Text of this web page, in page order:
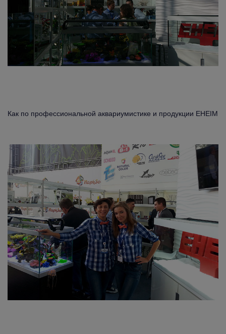
Как по профессиональной аквариумистике и продукции EHEIM